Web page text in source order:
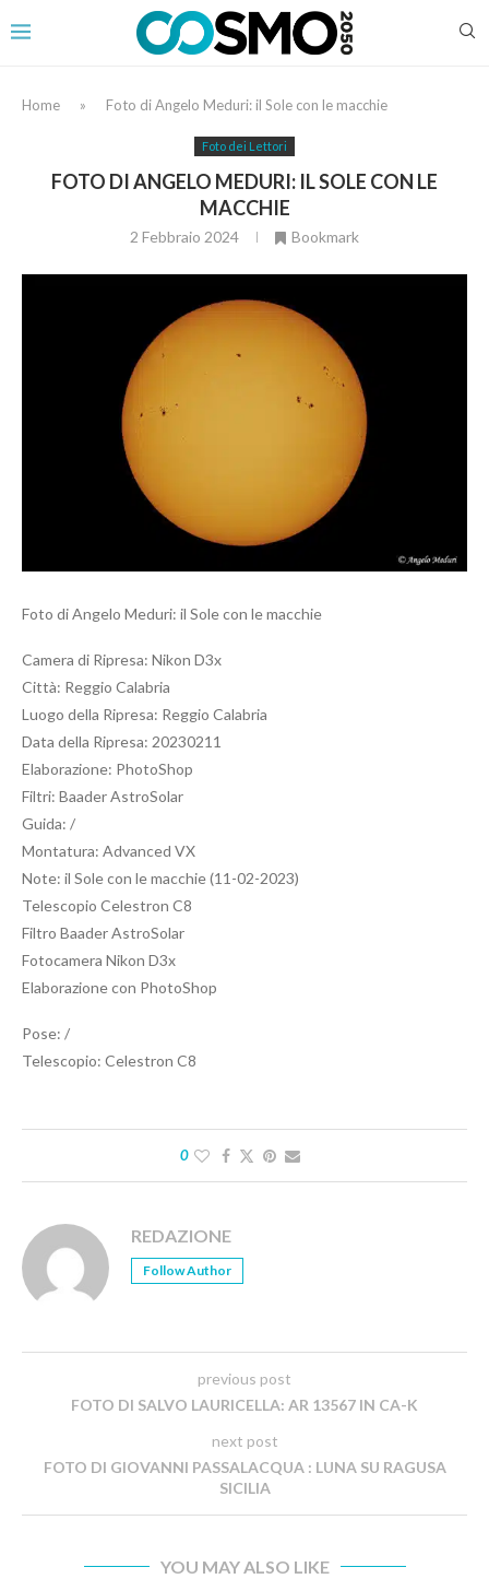
Home » Foto di Angelo Meduri: il Sole con le macchie
Foto dei Lettori
FOTO DI ANGELO MEDURI: IL SOLE CON LE
MACCHIE
2 Febbraio 2024 Bookmark
Foto di Angelo Meduri: il Sole con le macchie
Camera di Ripresa: Nikon D3x
Città: Reggio Calabria
Luogo della Ripresa: Reggio Calabria
Data della Ripresa: 20230211
Elaborazione: PhotoShop
Filtri: Baader AstroSolar
Guida: /
Montatura: Advanced VX
Note: il Sole con le macchie (11-02-2023)
Telescopio Celestron C8
Filtro Baader AstroSolar
Fotocamera Nikon D3x
Elaborazione con PhotoShop
Pose: /
Telescopio: Celestron C8
0
REDAZIONE
Follow Author
previous post
FOTO DI SALVO LAURICELLA: AR 13567 IN CA-K
next post
FOTO DI GIOVANNI PASSALACQUA : LUNA SU RAGUSA
SICILIA
YOU MAY ALSO LIKE